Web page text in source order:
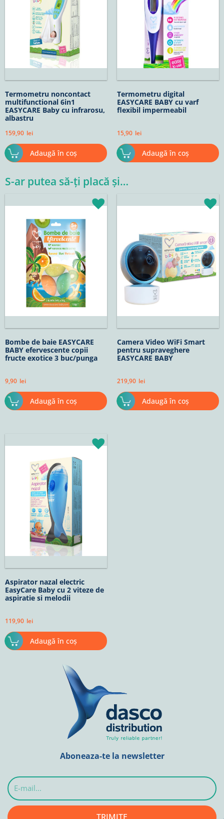
Termometru noncontact
multifunctional 6in1
EASYCARE Baby cu infrarosu,
albastru
159,90 lei
Adaugă în coș
Termometru digital
EASYCARE BABY cu varf
flexibil impermeabil
15,90 lei
Adaugă în coș
S-ar putea să-ți placă și…
Bombe de baie EASYCARE
BABY efervescente copii
fructe exotice 3 buc/punga
9,90 lei
Adaugă în coș
Camera Video WiFi Smart
pentru supraveghere
EASYCARE BABY
219,90 lei
Adaugă în coș
Aspirator nazal electric
EasyCare Baby cu 2 viteze de
aspiratie si melodii
119,90 lei
Adaugă în coș
Aboneaza-te la newsletter
E-
mail...